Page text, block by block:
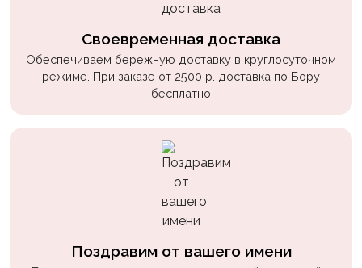
Своевременная доставка
Обеспечиваем бережную доставку в круглосуточном
режиме. При заказе от 2500 р. доставка по Бору
бесплатно
Поздравим от вашего имени